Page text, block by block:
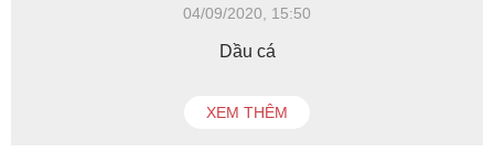
04/09/2020, 15:50
Dầu cá
XEM THÊM